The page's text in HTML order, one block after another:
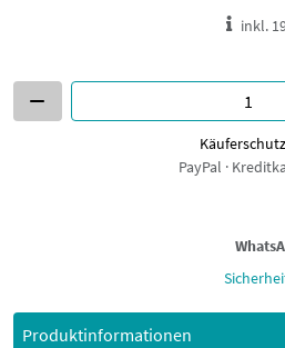
inkl.
PayPal ·
Produktinformationen